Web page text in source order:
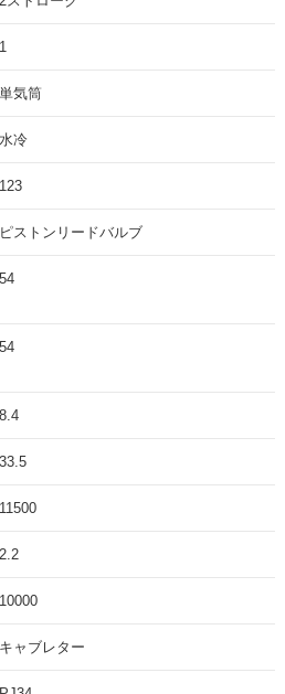
ーチェンジ
ーチェンジ
1
単気筒
水冷
123
ピストンリードバルブ
54
54
8.4
33.5
11500
2.2
10000
キャブレター